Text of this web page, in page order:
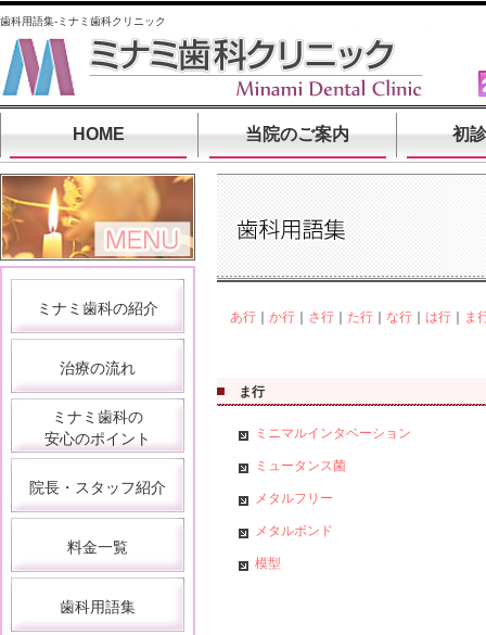
歯科用語集-ミナミ歯科クリニック
HOME 当院のご案内 初
ミナミ歯科の紹介
治療の流れ
ミナミ歯科の
安心のポイント
院長・スタッフ紹介
料金一覧
歯科用語集
あ行 か行 さ行 た行 な行 は行 ま
ま行
ミニマルインタベーション
ミュータンス菌
メタルフリー
メタルボンド
模型